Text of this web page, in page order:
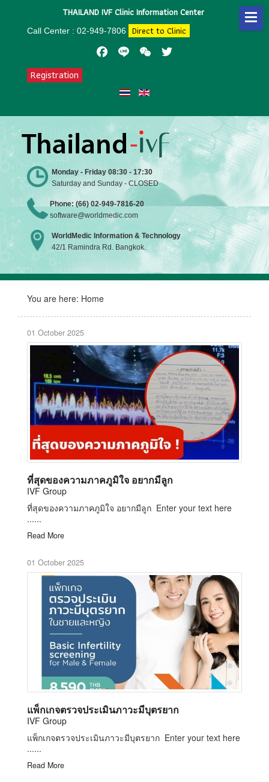
THAILAND IVF Clinic Information Center
Call Center : 02-949-7806 Direct to Clinic
Registration
Monday - Friday 08:30 - 17:30
Saturday and Sunday - CLOSED
Phone: (66) 02-949-7816-20
software@worldmedic.com
WorldMedic Information & Technology
42/1 Ramindra Rd. Bangkok.
You are here: Home
01 October 2025
ที่สุดของความภาคภูมิใจ อยากมีลูก
IVF Group
ที่สุดของความภาคภูมิใจ อยากมีลูก Enter your text here
......
Read More
01 October 2025
แพ็กเกจตรวจประเมินภาวะมีบุตรยาก
IVF Group
แพ็กเกจตรวจประเมินภาวะมีบุตรยาก Enter your text here
......
Read More